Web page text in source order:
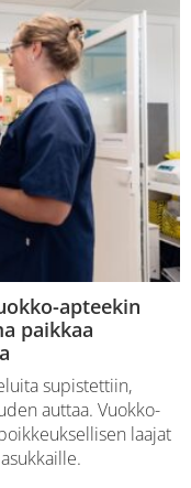
apteekin
paikkaa
supistettiin,
auttaa. Vuokko-
laajat